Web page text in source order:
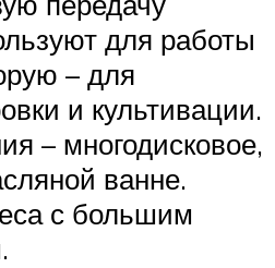
для работы
– для
и культивации.
– многодисковое,
ванне.
с большим